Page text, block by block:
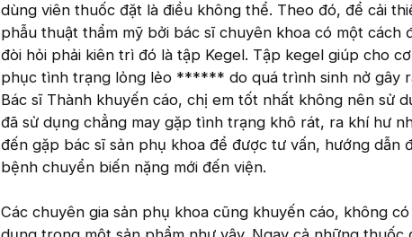
dùng viên thuốc đặt là điều không thể. Theo đó, để cải
phẫu thuật thẩm mỹ bởi bác sĩ chuyên khoa có một cách
đòi hỏi phải kiên trì đó là tập Kegel. Tập kegel giúp cho
phục tình trạng lỏng lẻo ****** do quá trình sinh nở gây
Bác sĩ Thành khuyến cáo, chị em tốt nhất không nên sử
đã sử dụng chẳng may gặp tình trạng khô rát, ra khí hư
đến gặp bác sĩ sản phụ khoa để được tư vấn, hướng dẫn
bệnh chuyển biến nặng mới đến viện.
Các chuyên gia sản phụ khoa cũng khuyến cáo, không